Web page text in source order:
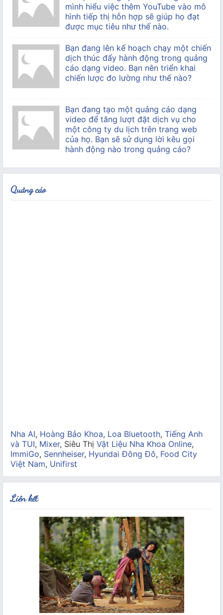
mình hiểu việc thêm YouTube vào mô
hình tiếp thị hỗn hợp sẽ giúp họ đạt
được mục tiêu như thế nào.
Bạn đang lên kế hoạch chạy một chiến
dịch thúc đẩy hành động trong quảng
cáo dạng video. Bạn nên triển khai
chiến lược đo lường như thế nào?
Bạn đang tạo một quảng cáo dạng
video để tăng lượt đặt dịch vụ cho
một công ty du lịch trên trang web
của họ. Bạn sẽ sử dụng lời kêu gọi
hành động nào trong quảng cáo?
Quảng cáo
Nha AI, Hoàng Bảo Khoa, Loa Bluetooth, Tiếng Anh
và TUI, Mixer, Siêu Thị Vật Liệu Nha Khoa Online,
ImmiGo, Sennheiser, Hyundai Đông Đô, Food City
Việt Nam, Unifirst
Liên kết